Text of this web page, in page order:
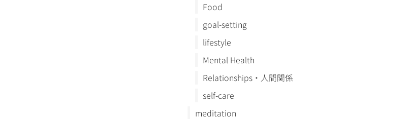
Food
goal-setting
lifestyle
Mental Health
Relationships・人間関係
self-care
meditation